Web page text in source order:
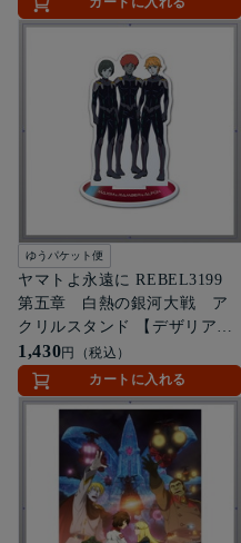
ゆうパケット便
ヤマトよ永遠に REBEL3199
第五章 白熱の銀河大戦 ア
クリルスタンド 【デザリアム
の子たち(アルフォン＆ランベ
ル＆マクシム)】
1,430円（税込）
カートに入れる